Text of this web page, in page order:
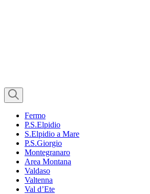
Fermo
P.S.Elpidio
S.Elpidio a Mare
P.S.Giorgio
Montegranaro
Area Montana
Valdaso
Valtenna
Val d’Ete